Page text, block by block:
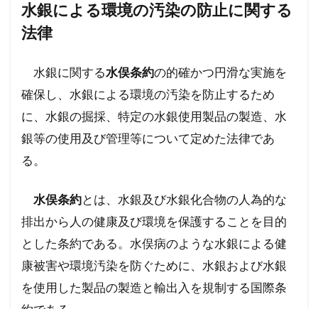
水銀による環境の汚染の防止に関する
法律
水銀に関する水俣条約の的確かつ円滑な実施を
確保し、水銀による環境の汚染を防止するため
に、水銀の掘採、特定の水銀使用製品の製造、水
銀等の使用及び管理等について定めた法律であ
る。
水俣条約とは、水銀及び水銀化合物の人為的な
排出から人の健康及び環境を保護することを目的
とした条約である。水俣病のような水銀による健
康被害や環境汚染を防ぐために、水銀および水銀
を使用した製品の製造と輸出入を規制する国際条